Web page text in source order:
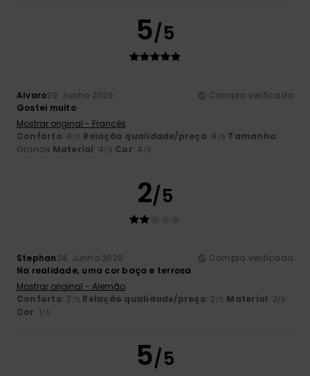
5/5
Alvaro29. Junho 2026
Compra verificada
Gostei muito
Mostrar original - Francês
Conforto: 4 /5 Relação qualidade/preço: 4 /5 Tamanho:
Grande Material: 4/5 Cor: 4 /5
2/5
Stephan24. Junho 2026
Compra verificada
Na realidade, uma cor baça e terrosa
Mostrar original - Alemão
Conforto: 3 /5 Relação qualidade/preço: 2 /5 Material: 3/5
Cor: 1/5
5/5